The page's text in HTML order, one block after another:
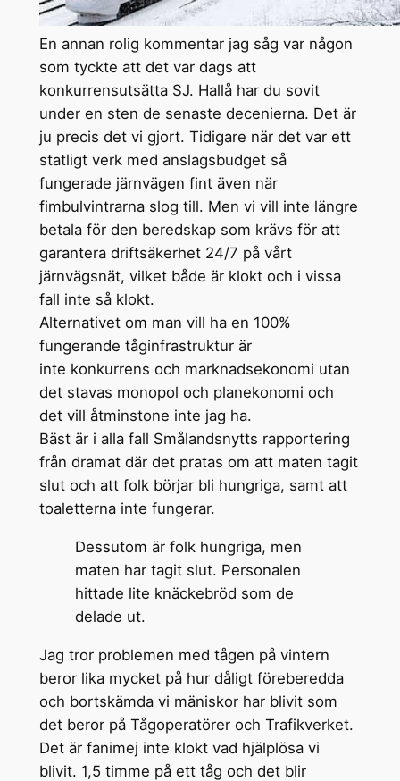
En annan rolig kommentar jag såg var någon
som tyckte att det var dags att
konkurrensutsätta SJ. Hallå har du sovit
under en sten de senaste decenierna. Det är
ju precis det vi gjort. Tidigare när det var ett
statligt verk med anslagsbudget så
fungerade järnvägen fint även när
fimbulvintrarna slog till. Men vi vill inte längre
betala för den beredskap som krävs för att
garantera driftsäkerhet 24/7 på vårt
järnvägsnät, vilket både är klokt och i vissa
fall inte så klokt.
Alternativet om man vill ha en 100%
fungerande tåginfrastruktur är
inte konkurrens och marknadsekonomi utan
det stavas monopol och planekonomi och
det vill åtminstone inte jag ha.
Bäst är i alla fall Smålandsnytts rapportering
från dramat där det pratas om att maten tagit
slut och att folk börjar bli hungriga, samt att
toaletterna inte fungerar.
Dessutom är folk hungriga, men
maten har tagit slut. Personalen
hittade lite knäckebröd som de
delade ut.
Jag tror problemen med tågen på vintern
beror lika mycket på hur dåligt föreberedda
och bortskämda vi mäniskor har blivit som
det beror på Tågoperatörer och Trafikverket.
Det är fanimej inte klokt vad hjälplösa vi
blivit. 1,5 timme på ett tåg och det blir